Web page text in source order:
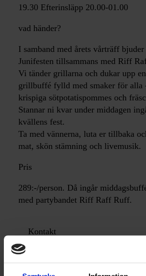
19.30 Efterinsläpp 20.00-01.00
vad händer?
I samband med årets vårträff
Junifesten tillsammans med Riff
Vi tänder grillarna och dukar upp
grillbuffé fylld med smaker för alla
krispiga sötpotatispommes och
Stannar ni kvar under middagen
kvällens fest.
Ta med vännerna, luta er tillbaka
mat, skön stämning och livemusik.
Pris
289:-/person. Då ingår
med partybandet Riff Raff Ruff.
Kontakt